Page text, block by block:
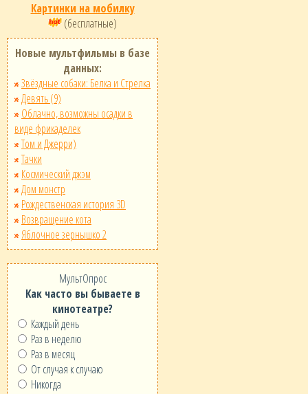
Картинки на мобилку
(бесплатные)
Новые мультфильмы в базе
данных:
Звёздные собаки: Белка и Стрелка
Девять (9)
Облачно, возможны осадки в
виде фрикаделек
Том и Джерри)
Тачки
Космический джэм
Дом монстр
Рождественская история 3D
Возвращение кота
Яблочное зернышко 2
МультОпрос
Как часто вы бываете в
кинотеатре?
Каждый день
Раз в неделю
Раз в месяц
От случая к случаю
Никогда